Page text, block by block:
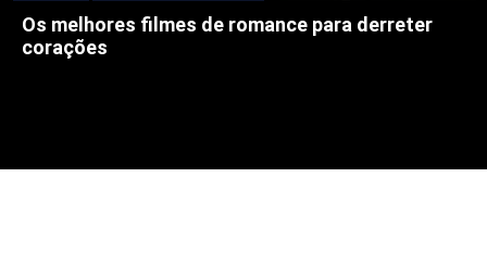
Os melhores filmes de romance para derreter
corações